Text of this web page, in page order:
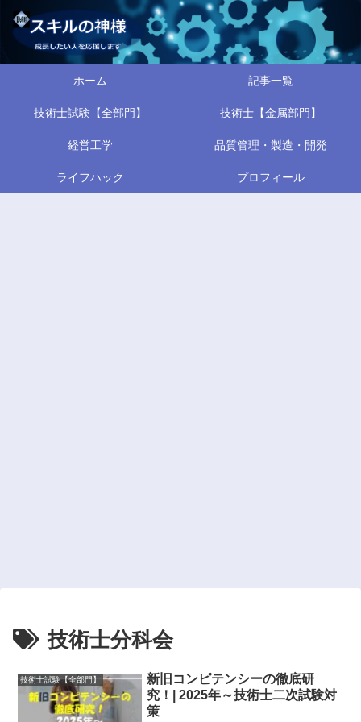
ホーム 記事一覧
技術士試験【全部門】 技術士【金属部門】
経営工学 品質管理・製造・開発
ライフハック プロフィール
技術士分科会
技術士試験【全部門】
新旧コンピテンシーの徹底研
究！| 2025年～技術士二次試験対
策